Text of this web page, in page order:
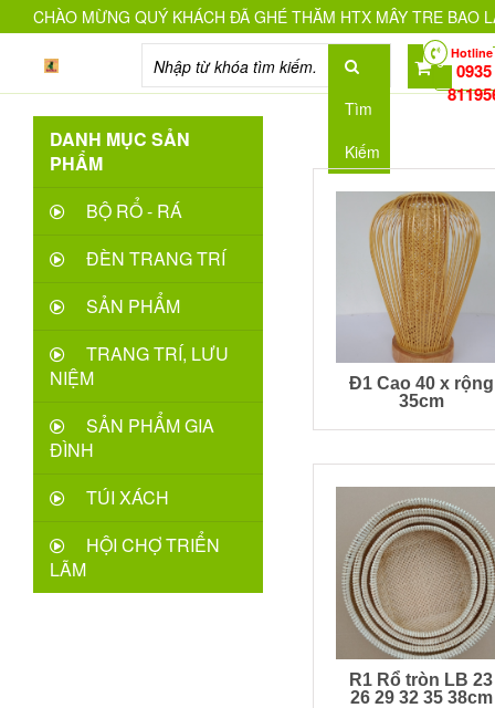
CHÀO MỪNG QUÝ KHÁCH ĐÃ GHÉ THĂM HTX MÂY TRE BAO
Tìm
Kiếm
0 0935
Hotline
DANH MỤC SẢN
PHẨM
BỘ RỔ - RÁ
ĐÈN TRANG TRÍ
SẢN PHẨM
TRANG TRÍ, LƯU
NIỆM
SẢN PHẨM GIA
ĐÌNH
TÚI XÁCH
HỘI CHỢ TRIỂN
LÃM
Đ1 Cao 40 x rộng
35cm
R1 Rổ tròn LB 23
26 29 32 35 38cm